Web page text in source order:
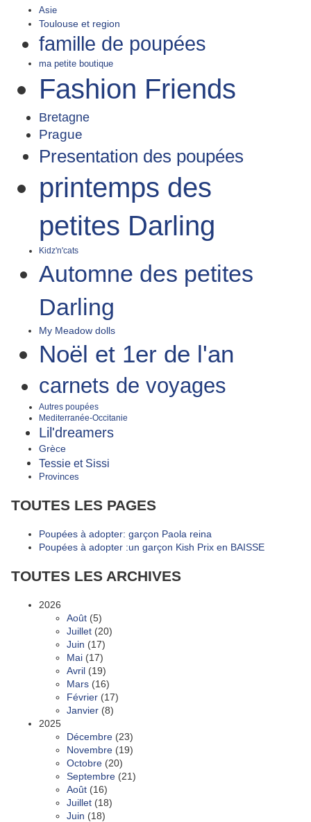
Asie
Toulouse et region
famille de poupées
ma petite boutique
Fashion Friends
Bretagne
Prague
Presentation des poupées
printemps des
petites Darling
Kidz'n'cats
Automne des petites
Darling
My Meadow dolls
Noël et 1er de l'an
carnets de voyages
Autres poupées
Mediterranée-Occitanie
Lil'dreamers
Grèce
Tessie et Sissi
Provinces
TOUTES LES PAGES
Poupées à adopter: garçon Paola reina
Poupées à adopter :un garçon Kish Prix en BAISSE
TOUTES LES ARCHIVES
2026
Août (5)
Juillet (20)
Juin (17)
Mai (17)
Avril (19)
Mars (16)
Février (17)
Janvier (8)
2025
Décembre (23)
Novembre (19)
Octobre (20)
Septembre (21)
Août (16)
Juillet (18)
Juin (18)